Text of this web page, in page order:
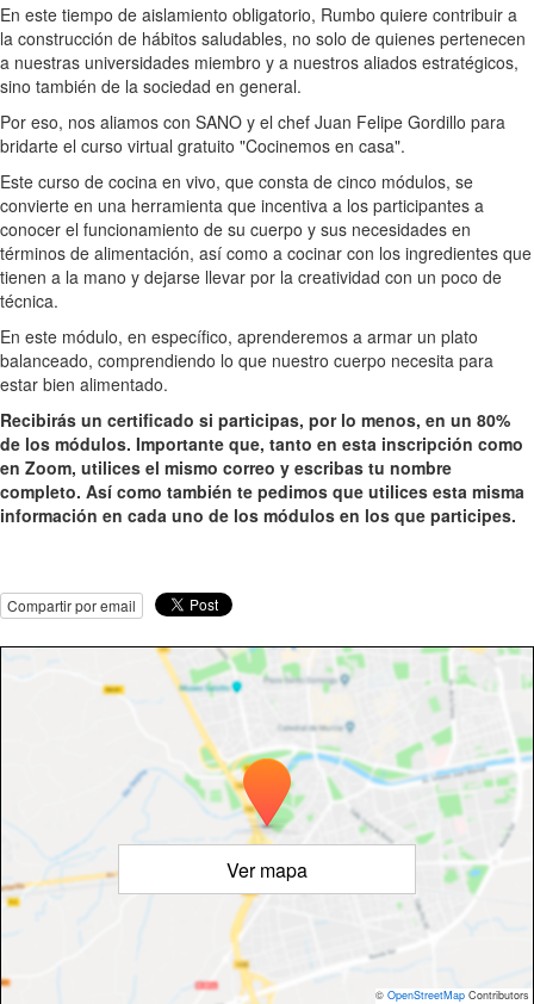
En este tiempo de aislamiento obligatorio, Rumbo quiere contribuir a
la construcción de hábitos saludables, no solo de quienes pertenecen
a nuestras universidades miembro y a nuestros aliados estratégicos,
sino también de la sociedad en general.
Por eso, nos aliamos con SANO y el chef Juan Felipe Gordillo para
bridarte el curso virtual gratuito "Cocinemos en casa".
Este curso de cocina en vivo, que consta de cinco módulos, se
convierte en una herramienta que incentiva a los participantes a
conocer el funcionamiento de su cuerpo y sus necesidades en
términos de alimentación, así como a cocinar con los ingredientes que
tienen a la mano y dejarse llevar por la creatividad con un poco de
técnica.
En este módulo, en específico, aprenderemos a armar un plato
balanceado, comprendiendo lo que nuestro cuerpo necesita para
estar bien alimentado.
Recibirás un certificado si participas, por lo menos, en un 80%
de los módulos. Importante que, tanto en esta inscripción como
en Zoom, utilices el mismo correo y escribas tu nombre
completo. Así como también te pedimos que utilices esta misma
información en cada uno de los módulos en los que participes.
Compartir por email
Ver mapa
© OpenStreetMap Contributors